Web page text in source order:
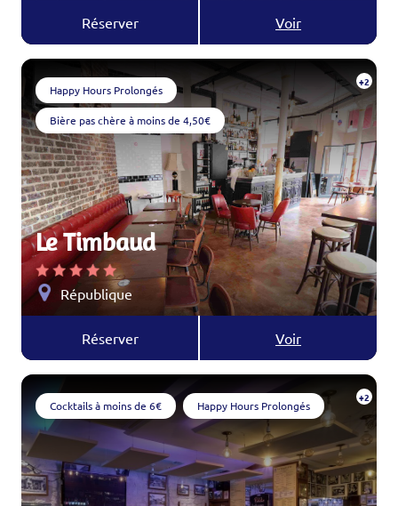
Réserver Voir
Happy Hours Prolongés
Bière pas chère à moins de 4,50€
+2
Le Timbaud
République
Réserver Voir
Cocktails à moins de 6€ Happy Hours Prolongés
+2